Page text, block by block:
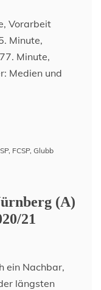
Vorarbeit
Minute,
Minute,
Medien und
, FCSP, Glubb
(A)
21
ein Nachbar,
längsten